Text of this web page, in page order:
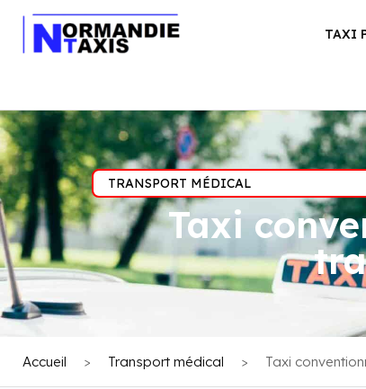
TAXI
TRANSPORT MÉDICAL
Taxi
Accueil > Transport médical > Taxi